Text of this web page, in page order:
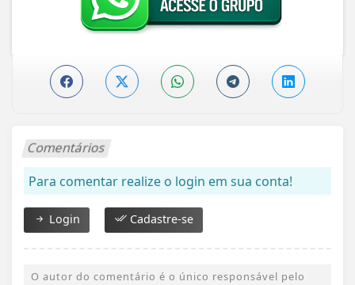
Comentários
Para comentar realize o login em sua conta!
Login Cadastre-se
O autor do comentário é o único responsável pelo